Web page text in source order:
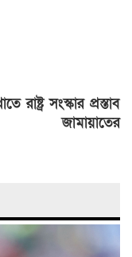
রাষ্ট্র সংস্কার প্রস্তাব
জামায়াতের